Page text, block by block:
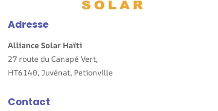
Adresse
Alliance Solar Haïti
27 route du Canapé Vert,
HT6140, Juvénat, Petionville
Contact